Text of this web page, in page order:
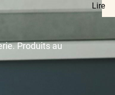
Produits au
Lire